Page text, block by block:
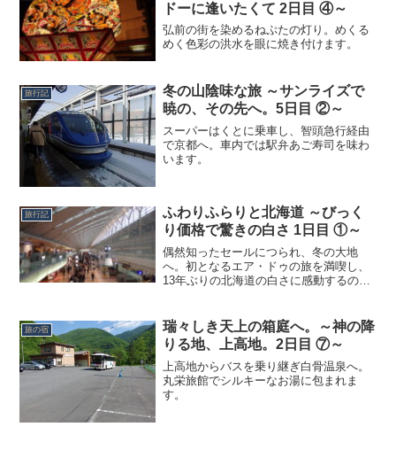
ドーに逢いたくて 2日目 ④～
弘前の街を染めるねぷたの灯り。めくる
めく色彩の洪水を眼に焼き付けます。
旅行記
冬の山陰味な旅 ～サンライズで
暁の、その先へ。5日目 ②～
スーパーはくとに乗車し、智頭急行経由
で京都へ。車内では駅弁あご寿司を味わ
います。
旅行記
ふわりふらりと北海道 ～びっく
り価格で驚きの白さ 1日目 ①～
偶然知ったセールにつられ、冬の大地
へ。初となるエア・ドゥの旅を満喫し、
13年ぶりの北海道の白さに感動するので
旅の宿
瑞々しき天上の箱庭へ。～神の降
りる地、上高地。2日目 ⑦～
上高地からバスを乗り継ぎ白骨温泉へ。
丸栄旅館でシルキーなお湯に包まれま
す。